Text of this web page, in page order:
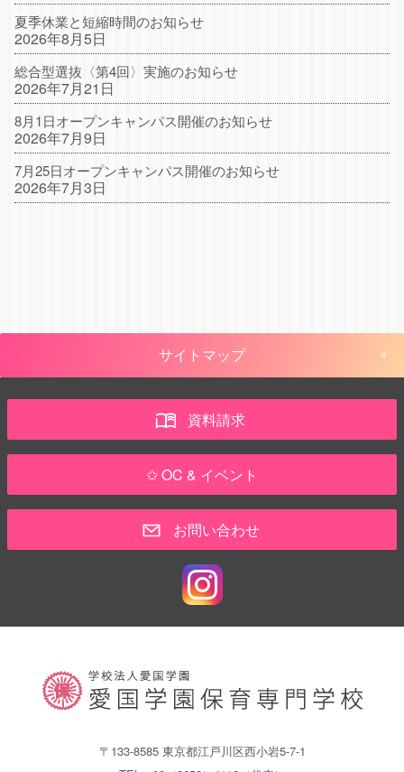
夏季休業と短縮時間のお知らせ
2026年8月5日
総合型選抜〈第4回〉実施のお知らせ
2026年7月21日
8月1日オープンキャンパス開催のお知らせ
2026年7月9日
7月25日オープンキャンパス開催のお知らせ
2026年7月3日
サイトマップ
資料請求
✩ OC & イベント
お問い合わせ
〒133-8585 東京都江戸川区西小岩5-7-1